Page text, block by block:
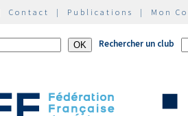
Contact | Publications | Mon
Rechercher un club